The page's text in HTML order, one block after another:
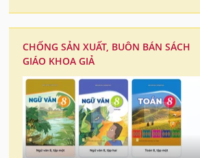
CHỐNG SẢN XUẤT, BUÔN BÁN SÁCH
GIÁO KHOA GIẢ